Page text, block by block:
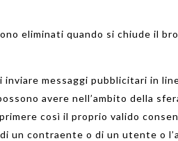
eliminati quando si chiude il
messaggi pubblicitari in
avere nell’ambito della
così il proprio valido
un contraente o di un utente o